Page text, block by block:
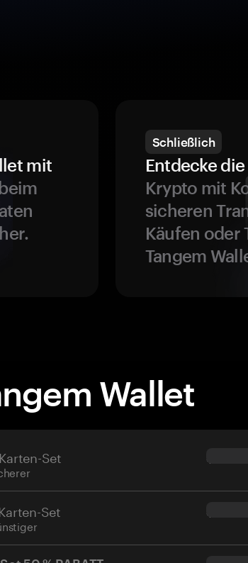
mit
Schließlich
Entdecke
Krypto mit
sicheren
Käufen oder
Tangem
Wallet
Set $69.90
Set $54.90